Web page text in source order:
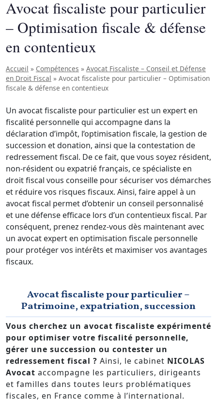
Avocat fiscaliste pour particulier
– Optimisation fiscale & défense
en contentieux
Accueil » Compétences » Avocat Fiscaliste – Conseil et Défense
en Droit Fiscal » Avocat fiscaliste pour particulier – Optimisation
fiscale & défense en contentieux
Un avocat fiscaliste pour particulier est un expert en
fiscalité personnelle qui accompagne dans la
déclaration d’impôt, l’optimisation fiscale, la gestion de
succession et donation, ainsi que la contestation de
redressement fiscal. De ce fait, que vous soyez résident,
non-résident ou expatrié français, ce spécialiste en
droit fiscal vous conseille pour sécuriser vos démarches
et réduire vos risques fiscaux. Ainsi, faire appel à un
avocat fiscal permet d’obtenir un conseil personnalisé
et une défense efficace lors d’un contentieux fiscal. Par
conséquent, prenez rendez-vous dès maintenant avec
un avocat expert en optimisation fiscale personnelle
pour protéger vos intérêts et maximiser vos avantages
fiscaux.
Avocat fiscaliste pour particulier –
Patrimoine, expatriation, succession
Vous cherchez un avocat fiscaliste expérimenté
pour optimiser votre fiscalité personnelle,
gérer une succession ou contester un
redressement fiscal ? Ainsi, le cabinet NICOLAS
Avocat accompagne les particuliers, dirigeants
et familles dans toutes leurs problématiques
fiscales, en France comme à l’international.